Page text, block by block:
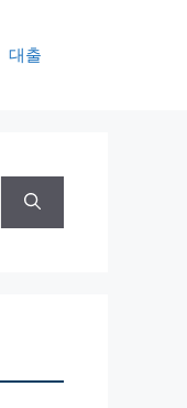
대출